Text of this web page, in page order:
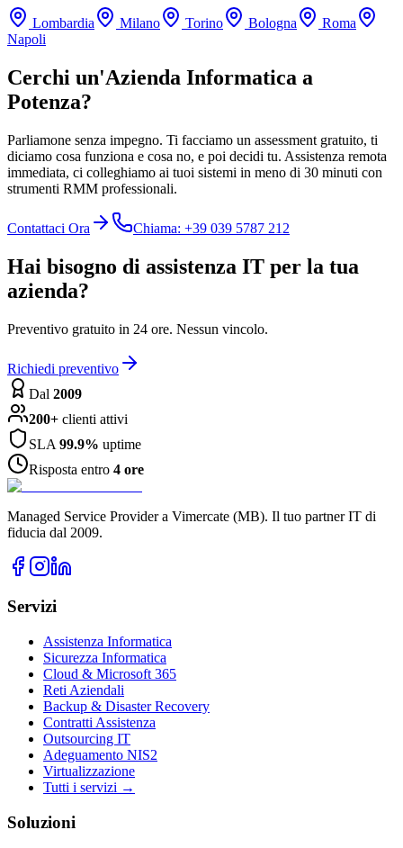
Lombardia Milano Torino Bologna
Roma
Napoli
Cerchi un'Azienda Informatica a
Potenza?
Parliamone senza impegno. Ti facciamo un assessment gratuito, ti
diciamo cosa funziona e cosa no, e poi decidi tu. Assistenza remota
immediata, ci colleghiamo ai tuoi sistemi in meno di 30 minuti con
strumenti RMM professionali.
Contattaci Ora Chiama: +39 039 5787 212
Hai bisogno di assistenza IT per la tua
azienda?
Preventivo gratuito in 24 ore. Nessun vincolo.
Richiedi preventivo
Dal 2009
200+ clienti attivi
SLA 99.9% uptime
Risposta entro 4 ore
Managed Service Provider a Vimercate (MB). Il tuo partner IT di
fiducia dal 2009.
Servizi
Assistenza Informatica
Sicurezza Informatica
Cloud & Microsoft 365
Reti Aziendali
Backup & Disaster Recovery
Contratti Assistenza
Outsourcing IT
Adeguamento NIS2
Virtualizzazione
Tutti i servizi →
Soluzioni